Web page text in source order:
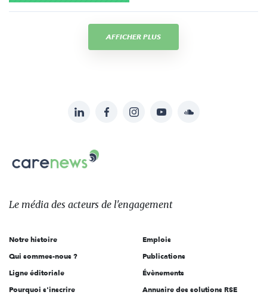
AFFICHER PLUS
sur:
LinkedInFacebookInstagramYouTubeSoundcloud
Carenews,
Le
des
l'engagement
Le média des acteurs de l'engagement
Notre histoire
Qui sommes-nous ?
Ligne éditoriale
Pourquoi s'inscrire
Emplois
Publications
Évènements
Annuaire des solutions RSE